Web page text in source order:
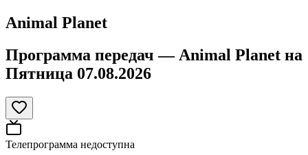
Animal Planet
Программа передач — Animal Planet на
Пятница 07.08.2026
Телепрограмма недоступна